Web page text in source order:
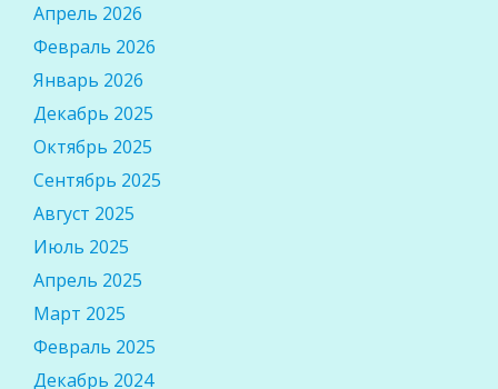
Апрель 2026
Февраль 2026
Январь 2026
Декабрь 2025
Октябрь 2025
Сентябрь 2025
Август 2025
Июль 2025
Апрель 2025
Март 2025
Февраль 2025
Декабрь 2024